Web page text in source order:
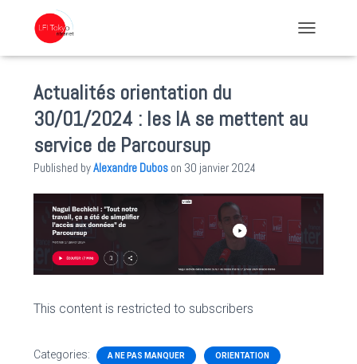
Actualités orientation du
30/01/2024 : les IA se mettent au
service de Parcoursup
Published byAlexandre Dubos on 30 janvier 2024
This content is restricted to subscribers
Categories: A NE PAS MANQUER ORIENTATION